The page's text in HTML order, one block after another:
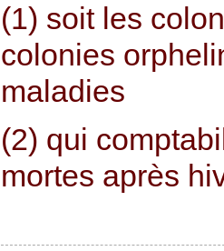
(1) soit les
colonies
maladies
(2) qui
mortes après